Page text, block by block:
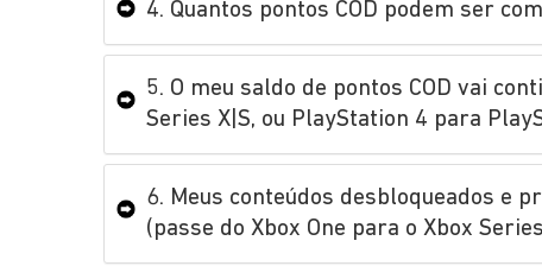
4. Quantos pontos COD podem ser
5. O meu saldo de pontos COD vai
Series X|S, ou PlayStation 4 para
6. Meus conteúdos desbloqueados e
(passe do Xbox One para o Xbox